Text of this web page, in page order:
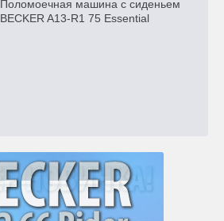
Поломоечная машина с сиденьем
BECKER A13-R1 75 Essential